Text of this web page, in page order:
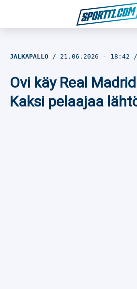
Jalkapallo
JALKAPALLO 21.06.2026 - 18:42
Ovi käy Real
Kaksi pelaajaa